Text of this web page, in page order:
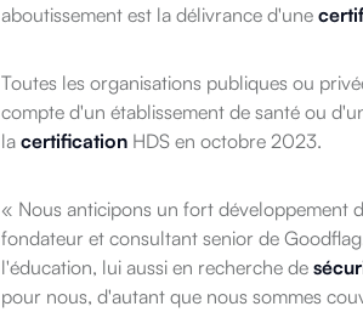
aboutissement est la délivrance d'une
Toutes les organisations publiques ou
compte d'un établissement de santé ou
la certification HDS en octobre 2023.
« Nous anticipons un fort développement
fondateur et consultant senior de
l'éducation, lui aussi en recherche de
pour nous, d'autant que nous sommes